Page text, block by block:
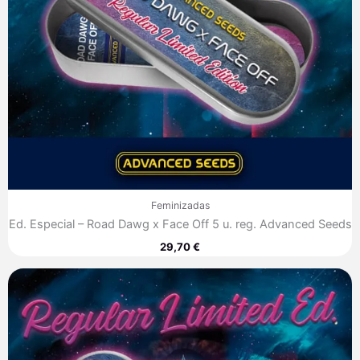
Feminizadas
Ed. Especial – Road Dawg x Face Off 5 u. reg. Advanced Seeds
29,70€